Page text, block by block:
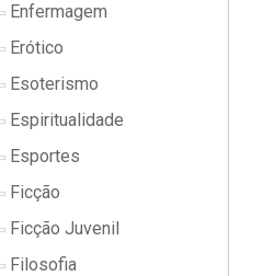
Enfermagem
Erótico
Esoterismo
Espiritualidade
Esportes
Ficção
Ficção Juvenil
Filosofia